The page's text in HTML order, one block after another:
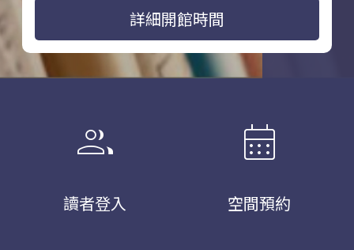
詳細開館時間
group
讀者登入
calendar_month
空間預約